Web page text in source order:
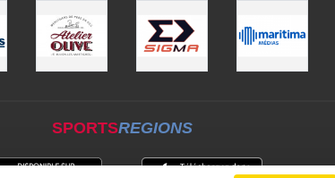
SPORTSREGIONS